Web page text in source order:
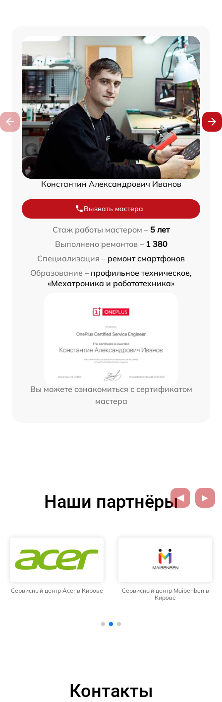
Константин Александрович Иванов
Вызвать мастера
Стаж работы мастером – 5 лет
Выполнено ремонтов – 1 380
Специализация – ремонт смартфонов
Образование – профильное техническое,
«Мехатроника и робототехника»
Вы можете ознакомиться с сертификатом
мастера
Наши партнёры
Сервисный центр Acer в Кирове
Сервисный центр Maibenben в
Кирове
Контакты